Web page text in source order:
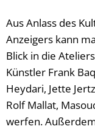
Aus Anlass des
Anzeigers kann
Blick in die
Künstler Frank
Heydari, Jette
Rolf Mallat,
werfen.